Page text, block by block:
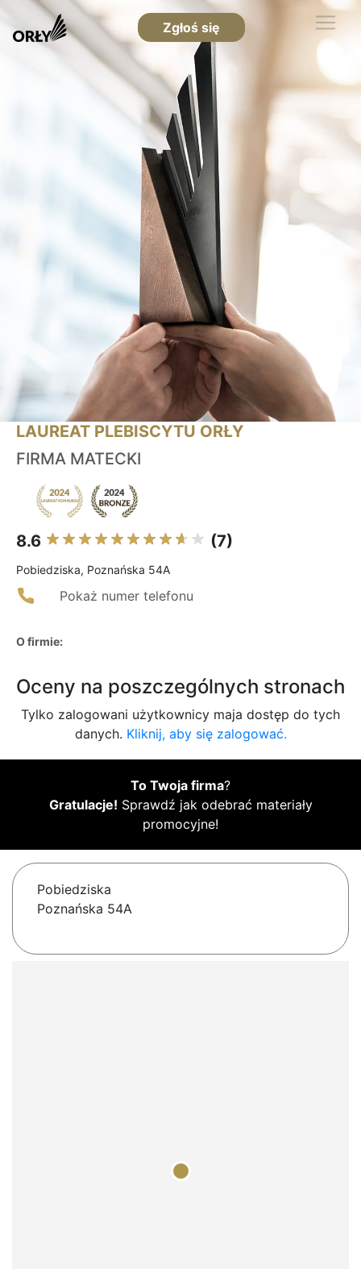
Zgłoś się
LAUREAT PLEBISCYTU ORŁY
FIRMA MATECKI
8.6 (7)
Pobiedziska, Poznańska 54A
Pokaż numer telefonu
O firmie:
Oceny na poszczególnych stronach
Tylko zalogowani użytkownicy maja dostęp do tych
danych. Kliknij, aby się zalogować.
To Twoja firma?
Gratulacje! Sprawdź jak odebrać materiały
promocyjne!
Pobiedziska
Poznańska 54A